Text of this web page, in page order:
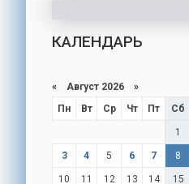
КАЛЕНДАРЬ
« Август 2026 »
Пн
Вт Ср Чт Пт Сб
1
3 4 5 6 7 8
10 11 12 13 14 15